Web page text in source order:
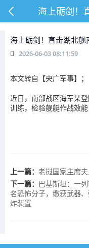
海上砺剑！
海上砺剑！直击湖北舰
2026-06-03 08:11:59
本文转自【央广军事】；
近日，南部战区海军某
训练，检验舰艇作战效
上一篇： 老挝国家主席
下一篇： 巴基斯坦：一
名恐怖分子，缴获武器
炸装置